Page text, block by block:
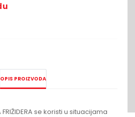
OPIS PROIZVODA
FRIŽIDERA se koristi u situacijama